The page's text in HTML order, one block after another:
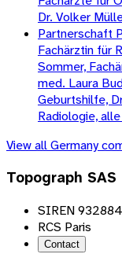
Dr. Volker
Partnerschaft
Fachärztin für
Sommer,
med. Laura
Geburtshilfe,
Radiologie,
View allGermany
Topograph SAS
SIREN
RCS Paris
Contact